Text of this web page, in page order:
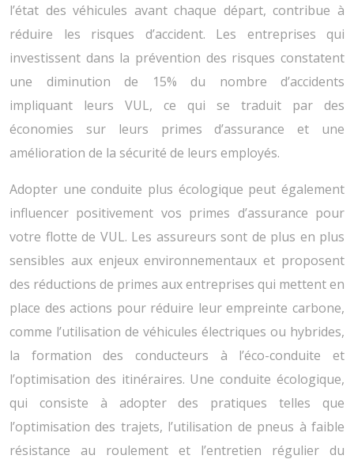
l’état des véhicules avant chaque départ, contribue à
réduire les risques d’accident. Les entreprises qui
investissent dans la prévention des risques constatent
une diminution de 15% du nombre d’accidents
impliquant leurs VUL, ce qui se traduit par des
économies sur leurs primes d’assurance et une
amélioration de la sécurité de leurs employés.
Adopter une conduite plus écologique peut également
influencer positivement vos primes d’assurance pour
votre flotte de VUL. Les assureurs sont de plus en plus
sensibles aux enjeux environnementaux et proposent
des réductions de primes aux entreprises qui mettent en
place des actions pour réduire leur empreinte carbone,
comme l’utilisation de véhicules électriques ou hybrides,
la formation des conducteurs à l’éco-conduite et
l’optimisation des itinéraires. Une conduite écologique,
qui consiste à adopter des pratiques telles que
l’optimisation des trajets, l’utilisation de pneus à faible
résistance au roulement et l’entretien régulier du